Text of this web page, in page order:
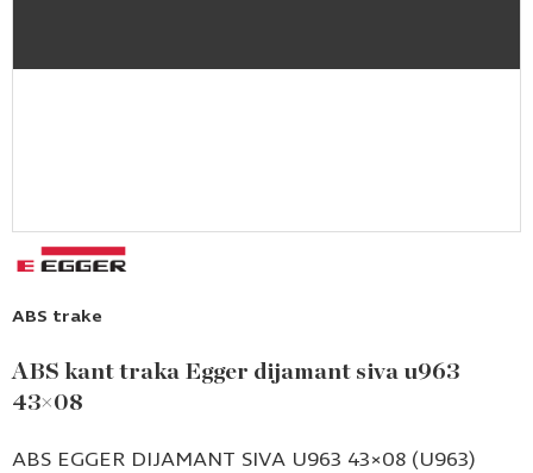
ABS trake
ABS kant traka Egger dijamant siva u963
43×08
ABS EGGER DIJAMANT SIVA U963 43×08 (U963)